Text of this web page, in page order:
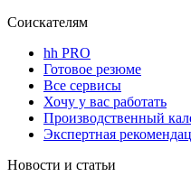
Соискателям
hh PRO
Готовое резюме
Все сервисы
Хочу у вас работать
Производственный
Экспертная
Новости и статьи